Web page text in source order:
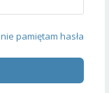
nie pamiętam hasła